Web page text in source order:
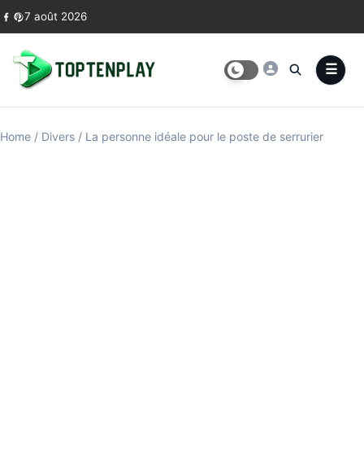
Skip to content
7 août 2026
Home / Divers / La personne idéale pour le poste de serrurier